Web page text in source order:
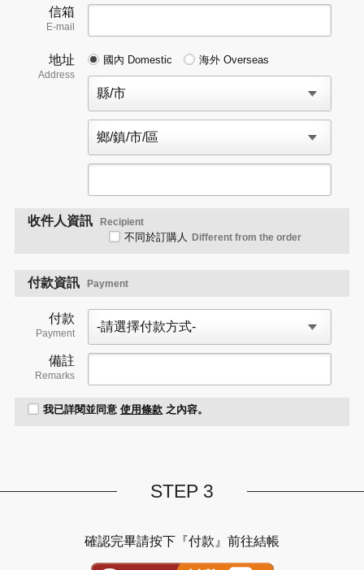
信箱
E-mail
地址
Address
國內 Domestic 海外 Overseas
收件人資訊 Recipient
不同於訂購人 Different from the order
付款資訊 Payment
付款
Payment
備註
Remarks
我已詳閱並同意 使用條款 之內容。
STEP 3
確認完畢請按下『付款』前往結帳